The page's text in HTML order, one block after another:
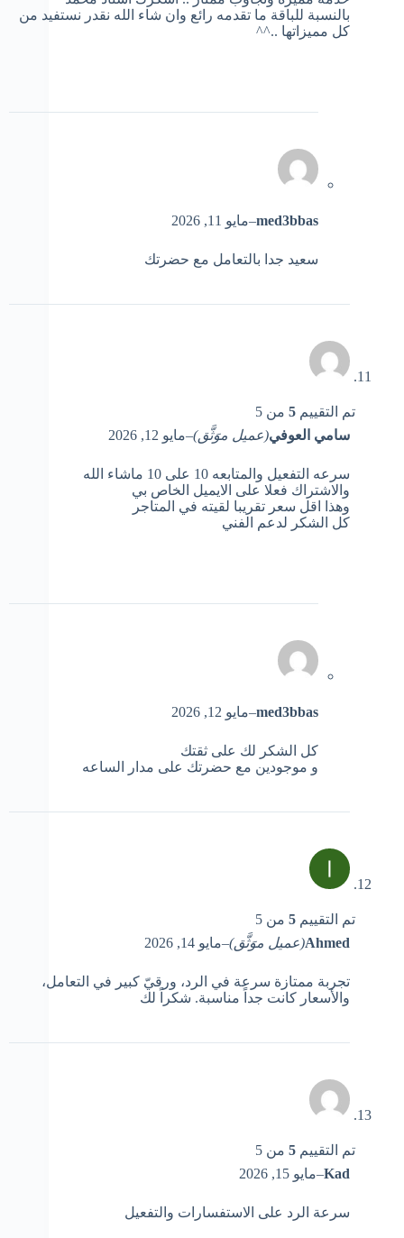
بالنسبة للباقة ما تقدمه رائع وان شاء الله نقدر نستفيد من
كل مميزاتها ..^^
med3bbas
–مايو 11, 2026
سعيد جدا بالتعامل مع حضرتك
تم التقييم 5من 5
سامي العوفي(عميل موَثَّق)–مايو 12, 2026
سرعه التفعيل والمتابعه 10 على 10 ماشاء الله
والاشتراك فعلا على الايميل الخاص بي
وهذا اقل سعر تقريبا لقيته في المتاجر
كل الشكر لدعم الفني
med3bbas
–مايو 12, 2026
كل الشكر لك على ثقتك
و موجودين مع حضرتك على مدار الساعه
تم التقييم 5من 5
Ahmed(عميل موَثَّق)–مايو 14, 2026
تجربة ممتازة سرعة في الرد، ورقيّ كبير في التعامل،
والأسعار كانت جداً مناسبة. شكراً لك
تم التقييم 5من 5
Kad
–مايو 15, 2026
سرعة الرد على الاستفسارات والتفعيل